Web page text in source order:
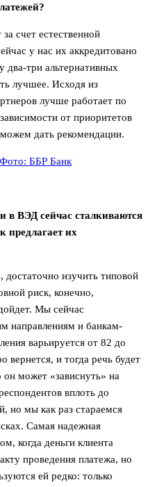
счет естественной
у нас их аккредитовано
два-три альтернативных
лучшее. Исходя из
лучше работает по
от приоритетов
дать рекомендации.
ВЭД сейчас сталкиваются
предлагает их
изучить типовой
риск, конечно,
Мы сейчас
направлениям и банкам-
варьируется от 82 до
и тогда речь будет
он может «зависнуть» на
вплоть до
но мы как раз стараемся
Самая надежная
когда деньги клиента
проведения платежа, но
ей редко: только